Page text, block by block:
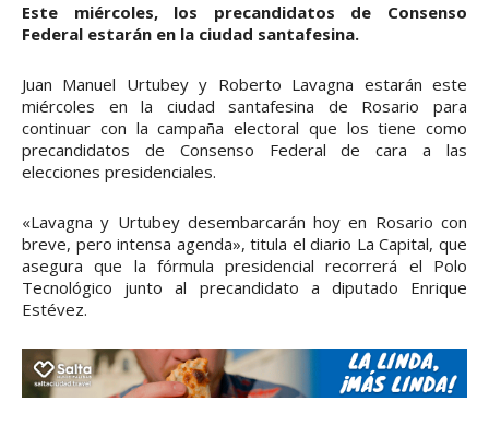
Este miércoles, los precandidatos de Consenso
Federal estarán en la ciudad santafesina.
Juan Manuel Urtubey y Roberto Lavagna estarán este
miércoles en la ciudad santafesina de Rosario para
continuar con la campaña electoral que los tiene como
precandidatos de Consenso Federal de cara a las
elecciones presidenciales.
«Lavagna y Urtubey desembarcarán hoy en Rosario con
breve, pero intensa agenda», titula el diario La Capital, que
asegura que la fórmula presidencial recorrerá el Polo
Tecnológico junto al precandidato a diputado Enrique
Estévez.